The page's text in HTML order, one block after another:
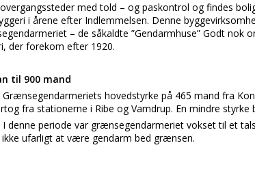
med told – og paskontrol og findes
i årene efter Indlemmelsen. Denne
– de såkaldte ”Gendarmhuse” Godt nok
der forekom efter 1920.
til 900 mand
hovedstyrke på 465 mand fra
fra stationerne i Ribe og Vamdrup. En mindre styrke
denne periode var grænsegendarmeriet vokset til et
ufarligt at være gendarm bed grænsen.